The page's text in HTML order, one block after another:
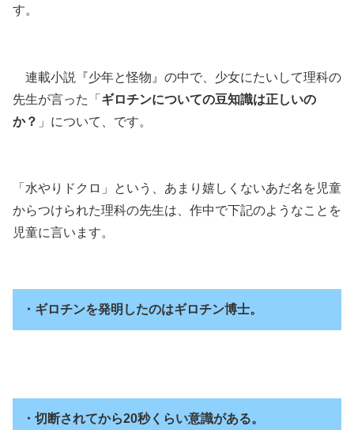
す。
連載小説『少年と怪物』の中で、少女にたいして理科の
先生が言った「 ギロチンについての豆知識は正しいの
か？ 」について、です。
「水やりドクロ」という、あまり嬉しくないあだ名を児童
からつけられた理科の先生は、作中で下記のようなことを
児童に言います。
・ギロチンを発明したのはギロチン博士。
・切断されてから20秒くらい意識がある。